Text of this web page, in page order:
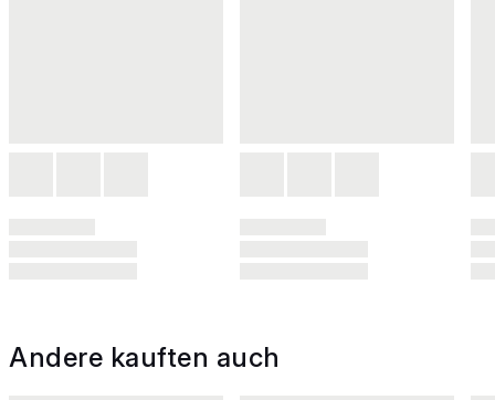
Andere kauften auch